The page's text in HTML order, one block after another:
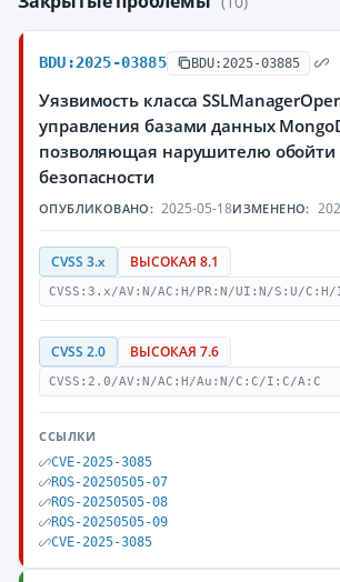
BDU:2025-03885 BDU:2025-03885
Уязвимость класса
управления базами данных
позволяющая нарушителю обойти
безопасности
ОПУБЛИКОВАНО: 2025-05-18ИЗМЕНЕНО:
CVSS 3.x ВЫСОКАЯ 8.1
CVSS:3.x/AV:N/AC:H/PR:N/UI:N/S:U/
CVSS 2.0 ВЫСОКАЯ 7.6
CVSS:2.0/AV:N/AC:H/Au:N/C:C/I:C/A:C
ССЫЛКИ
CVE-2025-3085
ROS-20250505-07
ROS-20250505-08
ROS-20250505-09
CVE-2025-3085